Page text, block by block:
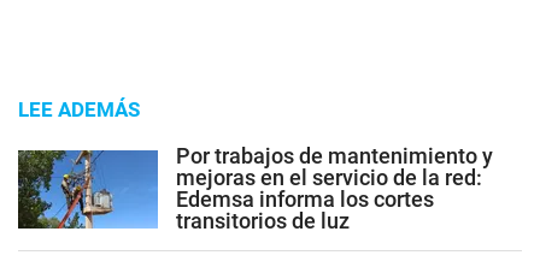
LEE ADEMÁS
Por trabajos de mantenimiento y
mejoras en el servicio de la red:
Edemsa informa los cortes
transitorios de luz